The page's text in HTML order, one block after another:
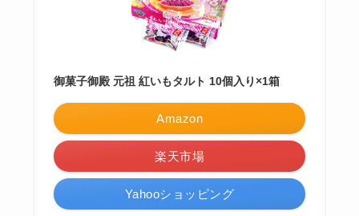
御菓子御殿 元祖 紅いもタルト 10個入り×1箱
Amazon
楽天市場
Yahooショッピング